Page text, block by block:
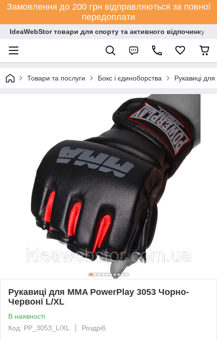
Замовлення до 200 грн відправляються за повної
передоплати
IdeaWebStor товари для спорту та активного відпочинку
Товари та послуги Бокс і єдиноборства Рукавиці
Рукавиці для MMA PowerPlay 3053 Чорно-
Червоні L/XL
В наявності
Код: PP_3053_L/XL
Роздріб